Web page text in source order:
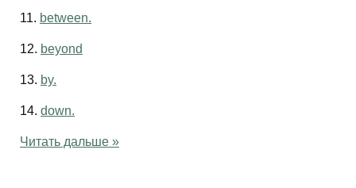
11. between.
12. beyond
13. by.
14. down.
Читать дальше »